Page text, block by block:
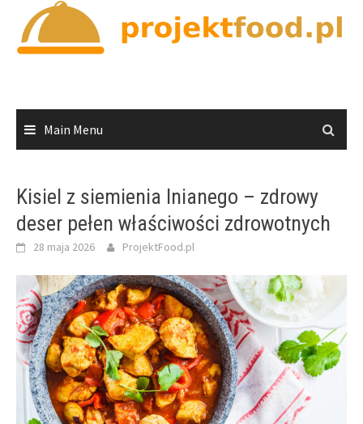
content
Main Menu
Kisiel z siemienia lnianego – zdrowy
deser pełen właściwości zdrowotnych
28 maja 2026 ProjektFood.pl